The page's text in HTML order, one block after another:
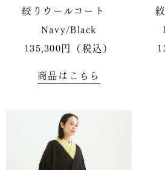
絞りウールコート
Navy/Black
135,300円（税込）
商品はこちら